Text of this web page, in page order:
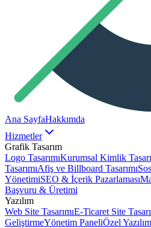
Ana SayfaHakkımda
Hizmetler
Grafik Tasarım
Logo TasarımıKurumsal Kimlik
TasarımıAfiş ve Billboard Tasarımı
YönetimiSEO & İçerik Pazarlaması
Başvuru & Üretimi
Yazılım
Web Site TasarımıE-Ticaret Site
GeliştirmeYönetim PaneliÖzel Yazılım